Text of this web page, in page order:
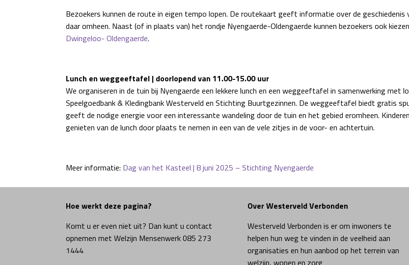
Bezoekers kunnen de route in eigen tempo lopen. De routekaart geeft informatie over de
daar omheen. Naast (of in plaats van) het rondje Nyengaerde-Oldengaerde kunnen bezoekers ook
Dwingeloo- Oldengaerde.
Lunch en weggeeftafel | doorlopend van 11.00-15.00 uur
We organiseren in de tuin bij Nyengaerde een lekkere lunch en een weggeeftafel in samenwerking met
Speelgoedbank & Kledingbank Westerveld en Stichting Buurtgezinnen. De weggeeftafel biedt gratis
geeft de nodige energie voor een interessante wandeling door de tuin en het gebied eromheen.
genieten van de lunch door plaats te nemen in een van de vele zitjes in de voor- en achtertuin.
Meer informatie: Dag van het Kasteel | 8 juni 2025 – Stichting Nyengaerde
Hoe werkt deze pagina?
Komt u er even niet uit? Dan kunt u contact
opnemen met Welzijn Mensenwerk 085 273
1444
Over Westerveld Verbonden
Westerveld Verbonden is er om inwoners te
helpen hun weg te vinden in de veelheid aan
organisaties en hun aanbod op het terrein van